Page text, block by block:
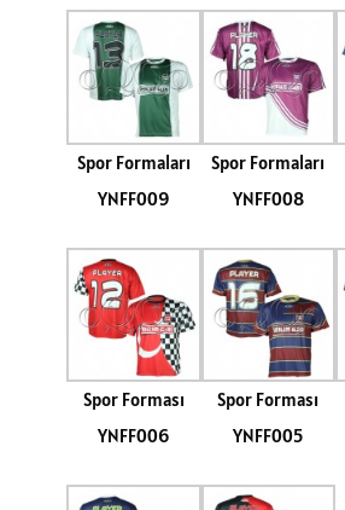
Spor Formaları
YNFF009
Spor Formaları
YNFF008
Spor Forması
YNFF006
Spor Forması
YNFF005